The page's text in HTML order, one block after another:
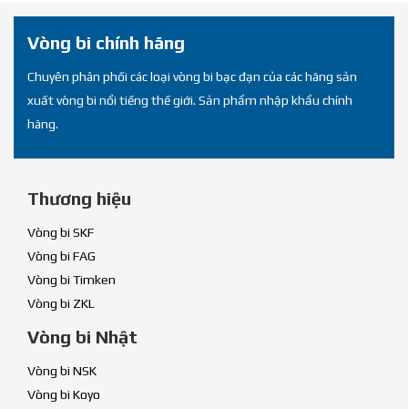
Vòng bi chính hãng
Chuyên phân phối các loại vòng bi bạc đạn của các hãng sản
xuất vòng bi nổi tiếng thế giới. Sản phẩm nhập khẩu chính
hãng.
Thương hiệu
Vòng bi SKF
Vòng bi FAG
Vòng bi Timken
Vòng bi ZKL
Vòng bi Nhật
Vòng bi NSK
Vòng bi Koyo